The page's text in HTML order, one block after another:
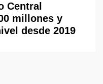
Central
millones y
desde 2019